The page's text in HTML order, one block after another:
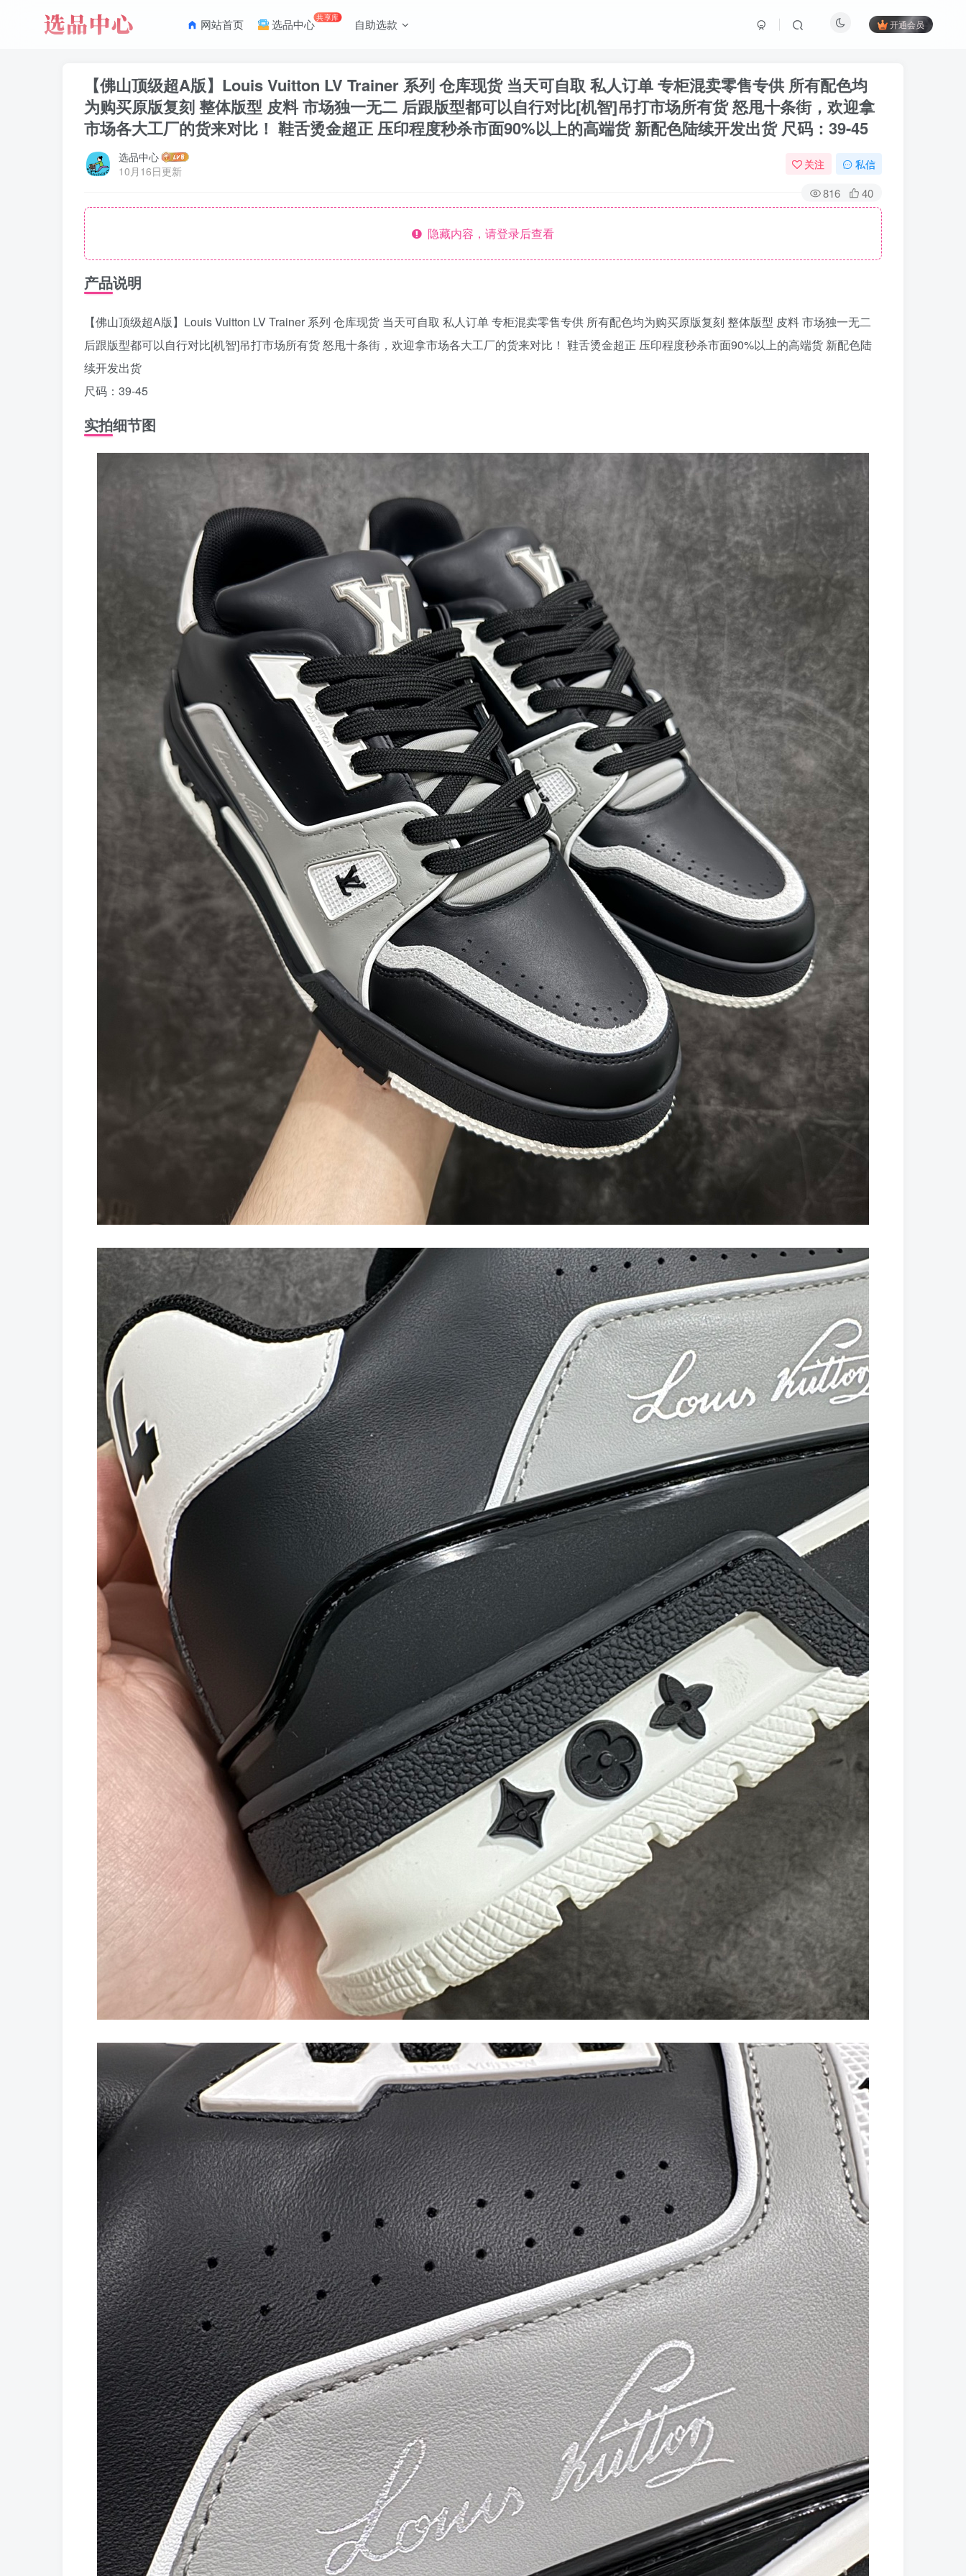
网站首页 选品中心共享库 自助选款 开通会员
【佛山顶级超A版】Louis Vuitton LV Trainer 系列 仓库现货 当天可自取 私人订单 专柜混卖零售专供 所有配色均
为购买原版复刻 整体版型 皮料 市场独一无二 后跟版型都可以自行对比[机智]吊打市场所有货 怒甩十条街，欢迎拿
市场各大工厂的货来对比！ 鞋舌烫金超正 压印程度秒杀市面90%以上的高端货 新配色陆续开发出货 尺码：39-45
选品中心
10月16日更新
关注 私信
816 40
隐藏内容，请登录后查看
产品说明
【佛山顶级超A版】Louis Vuitton LV Trainer 系列 仓库现货 当天可自取 私人订单 专柜混卖零售专供 所有配色均为购买原版复刻 整体版型 皮料 市场独一无二
后跟版型都可以自行对比[机智]吊打市场所有货 怒甩十条街，欢迎拿市场各大工厂的货来对比！ 鞋舌烫金超正 压印程度秒杀市面90%以上的高端货 新配色陆
续开发出货
尺码：39-45
实拍细节图